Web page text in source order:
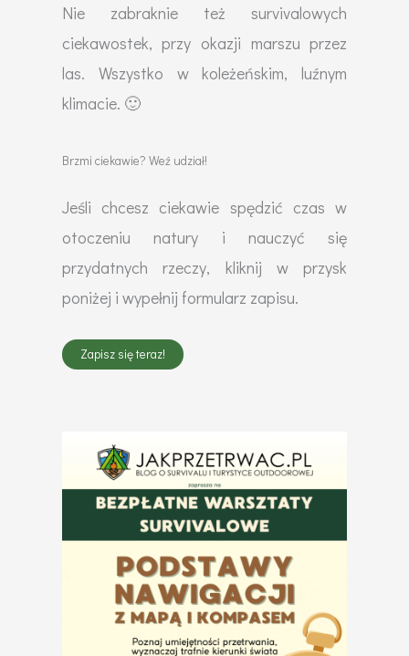
Nie zabraknie też survivalowych
ciekawostek, przy okazji marszu przez
las. Wszystko w koleżeńskim, luźnym
klimacie. 🙂
Brzmi ciekawie? Weź udział!
Jeśli chcesz ciekawie spędzić czas w
otoczeniu natury i nauczyć się
przydatnych rzeczy, kliknij w przysk
poniżej i wypełnij formularz zapisu.
Zapisz się teraz!